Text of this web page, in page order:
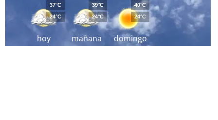
hoy
37°C
24°C
mañana
39°C
24°C
domingo
40°C
24°C